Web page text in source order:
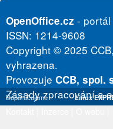
OpenOffice.cz -
ISSN: 1214-9608
Copyright © 2025
vyhrazena.
Provozuje CCB, spol.
Zásady zpracování a
Doporučujeme Linux